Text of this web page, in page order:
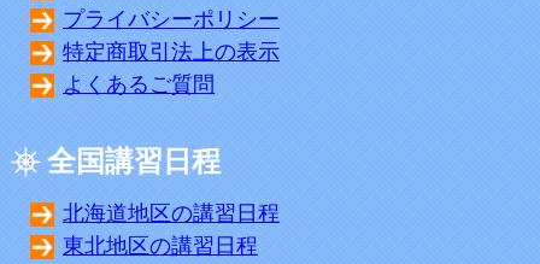
プライバシーポリシー
特定商取引法上の表示
よくあるご質問
全国講習日程
北海道地区の講習日程
東北地区の講習日程